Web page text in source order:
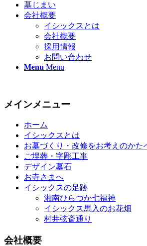
墓じまい
会社概要
イシックスとは
会社概要
採用情報
お問い合わせ
Menu Menu
メインメニュー
ホーム
イシックスとは
お墓づくり・改修をお考えのかた
ご埋葬・字彫工事
デザイン墓石
お寺さまへ
イシックスの足跡
湘南ひらつか七福神
イシックス馬入のお花畑
村井弦斎通り
会社概要